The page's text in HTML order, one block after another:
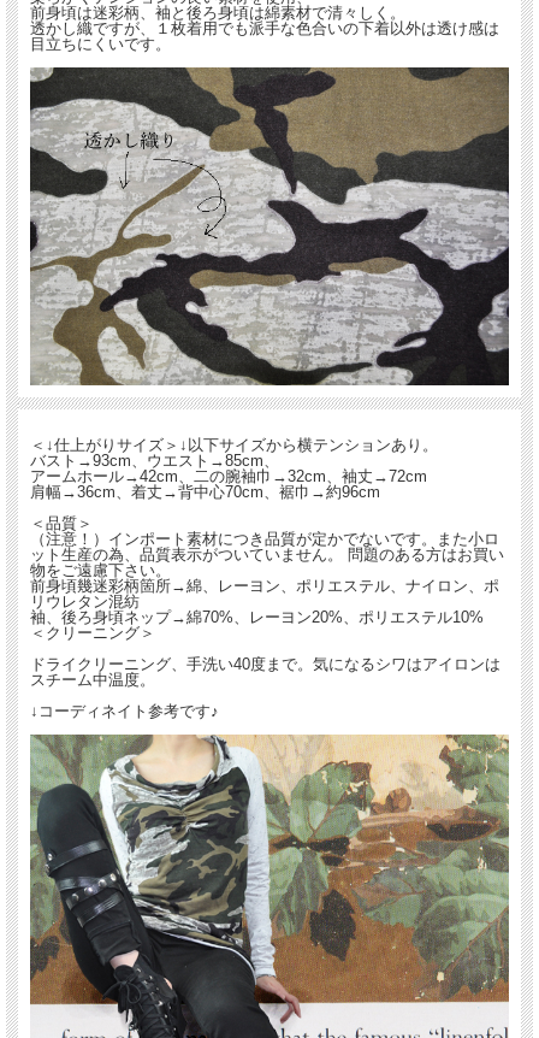
前身頃は迷彩柄、袖と後ろ身頃は綿素材で清々しく。
透かし織ですが、１枚着用でも派手な色合いの下着以外は透け感は
目立ちにくいです。
＜↓仕上がりサイズ＞↓以下サイズから横テンションあり。
バスト→93cm、ウエスト→85cm、
アームホール→42cm、二の腕袖巾→32cm、袖丈→72cm
肩幅→36cm、着丈→背中心70cm、裾巾→約96cm
＜品質＞
（注意！）インポート素材につき品質が定かでないです。また小ロ
ット生産の為、品質表示がついていません。 問題のある方はお買い
物をご遠慮下さい。
前身頃幾迷彩柄箇所→綿、レーヨン、ポリエステル、ナイロン、ポ
リウレタン混紡
袖、後ろ身頃ネップ→綿70%、レーヨン20%、ポリエステル10%
＜クリーニング＞
ドライクリーニング、手洗い40度まで。気になるシワはアイロンは
スチーム中温度。
↓コーディネイト参考です♪